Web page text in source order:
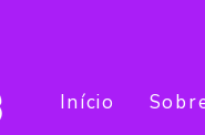
Início